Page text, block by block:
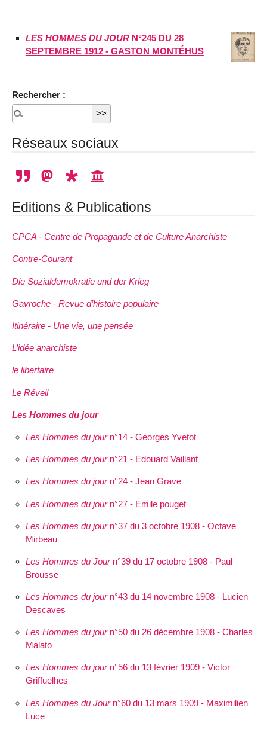
LES HOMMES DU JOURN°245 DU 28
SEPTEMBRE 1912 - GASTON MONTÉHUS
Rechercher :
Réseaux sociaux
Editions & Publications
CPCA - Centre de Propagande et de Culture Anarchiste
Contre-Courant
Die Sozialdemokratie und der Krieg
Gavroche - Revue d’histoire populaire
Itinéraire - Une vie, une pensée
L’idée anarchiste
le libertaire
Le Réveil
Les Hommes du jour
Les Hommes du journ°14 - Georges Yvetot
Les Hommes du journ°21 - Edouard Vaillant
Les Hommes du journ°24 - Jean Grave
Les Hommes du journ°27 - Emile pouget
Les Hommes du journ°37 du 3 octobre 1908 - Octave
Mirbeau
Les Hommes du Journ°39 du 17 octobre 1908 - Paul
Brousse
Les Hommes du journ°43 du 14 novembre 1908 - Lucien
Descaves
Les Hommes du journ°50 du 26 décembre 1908 - Charles
Malato
Les Hommes du journ°56 du 13 février 1909 - Victor
Griffuelhes
Les Hommes du Journ°60 du 13 mars 1909 - Maximilien
Luce